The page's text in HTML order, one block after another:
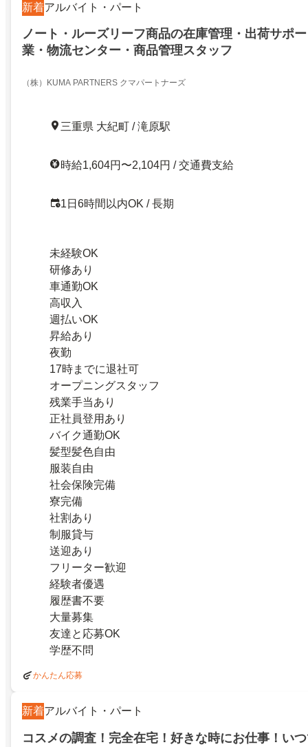
新着アルバイト・パート
ノート・ルーズリーフ商品の在庫管理・出荷サポ
業・物流センター・商品管理スタッフ
（株）KUMA PARTNERS クマパートナーズ
三重県 大紀町 / 滝原駅
時給1,604円〜2,104円 / 交通費支給
1日6時間以内OK / 長期
未経験OK
研修あり
車通勤OK
高収入
週払いOK
昇給あり
夜勤
17時までに退社可
オープニングスタッフ
残業手当あり
正社員登用あり
バイク通勤OK
髪型髪色自由
服装自由
社会保険完備
寮完備
社割あり
制服貸与
送迎あり
フリーター歓迎
経験者優遇
履歴書不要
大量募集
友達と応募OK
学歴不問
かんたん応募
新着アルバイト・パート
コスメの調査！完全在宅！好きな時にお仕事！い